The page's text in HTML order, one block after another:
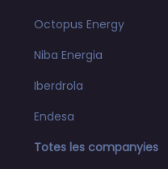
Octopus Energy
Niba Energia
Iberdrola
Endesa
Totes les companyies